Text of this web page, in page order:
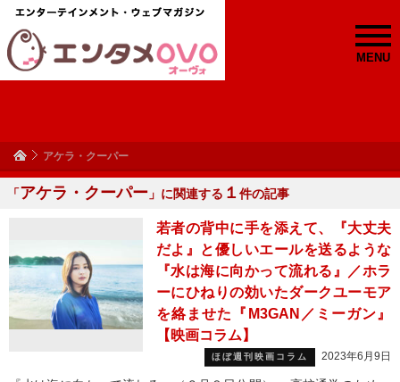
MENU
アケラ・クーパー
「アケラ・クーパー 」に関連する １ 件の記事
若者の背中に手を添えて、『大丈夫
だよ』と優しいエールを送るような
『水は海に向かって流れる』／ホラ
ーにひねりの効いたダークユーモア
を絡ませた『M3GAN／ミーガン』
【映画コラム】
ほぼ週刊映画コラム 2023年6月9日